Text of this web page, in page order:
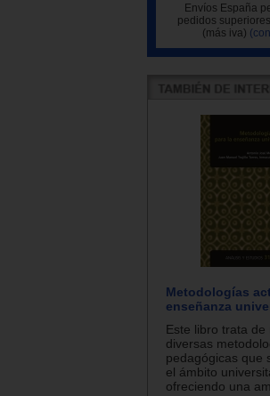
Envíos España
pedidos
(más iva)
Metodologías
enseñanza
Este libro trata de
diversas
pedagógicas que
el ámbito
ofreciendo una